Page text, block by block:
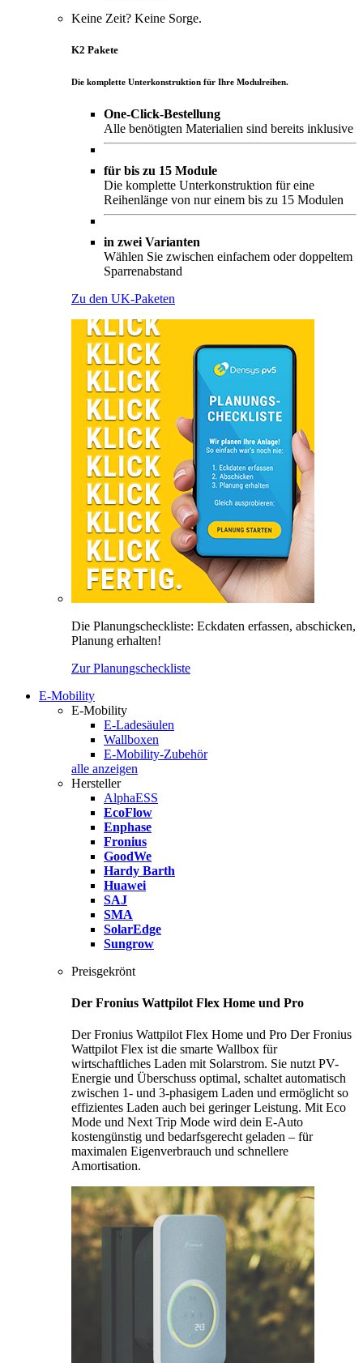
Keine Zeit? Keine Sorge.
K2 Pakete
Die komplette Unterkonstruktion für Ihre Modulreihen.
One-Click-Bestellung
Alle benötigten Materialien sind bereits inklusive
für bis zu 15 Module
Die komplette Unterkonstruktion für eine
Reihenlänge von nur einem bis zu 15 Modulen
in zwei Varianten
Wählen Sie zwischen einfachem oder doppeltem
Sparrenabstand
Zu den UK-Paketen
Die Planungscheckliste: Eckdaten erfassen, abschicken,
Planung erhalten!
Zur Planungscheckliste
E-Mobility
E-Mobility
E-Ladesäulen
Wallboxen
E-Mobility-Zubehör
alle anzeigen
Hersteller
AlphaESS
EcoFlow
Enphase
Fronius
GoodWe
Hardy Barth
Huawei
SAJ
SMA
SolarEdge
Sungrow
Preisgekrönt
Der Fronius Wattpilot Flex Home und Pro
Der Fronius Wattpilot Flex Home und Pro Der Fronius
Wattpilot Flex ist die smarte Wallbox für
wirtschaftliches Laden mit Solarstrom. Sie nutzt PV-
Energie und Überschuss optimal, schaltet automatisch
zwischen 1- und 3-phasigem Laden und ermöglicht so
effizientes Laden auch bei geringer Leistung. Mit Eco
Mode und Next Trip Mode wird dein E-Auto
kostengünstig und bedarfsgerecht geladen – für
maximalen Eigenverbrauch und schnellere
Amortisation.